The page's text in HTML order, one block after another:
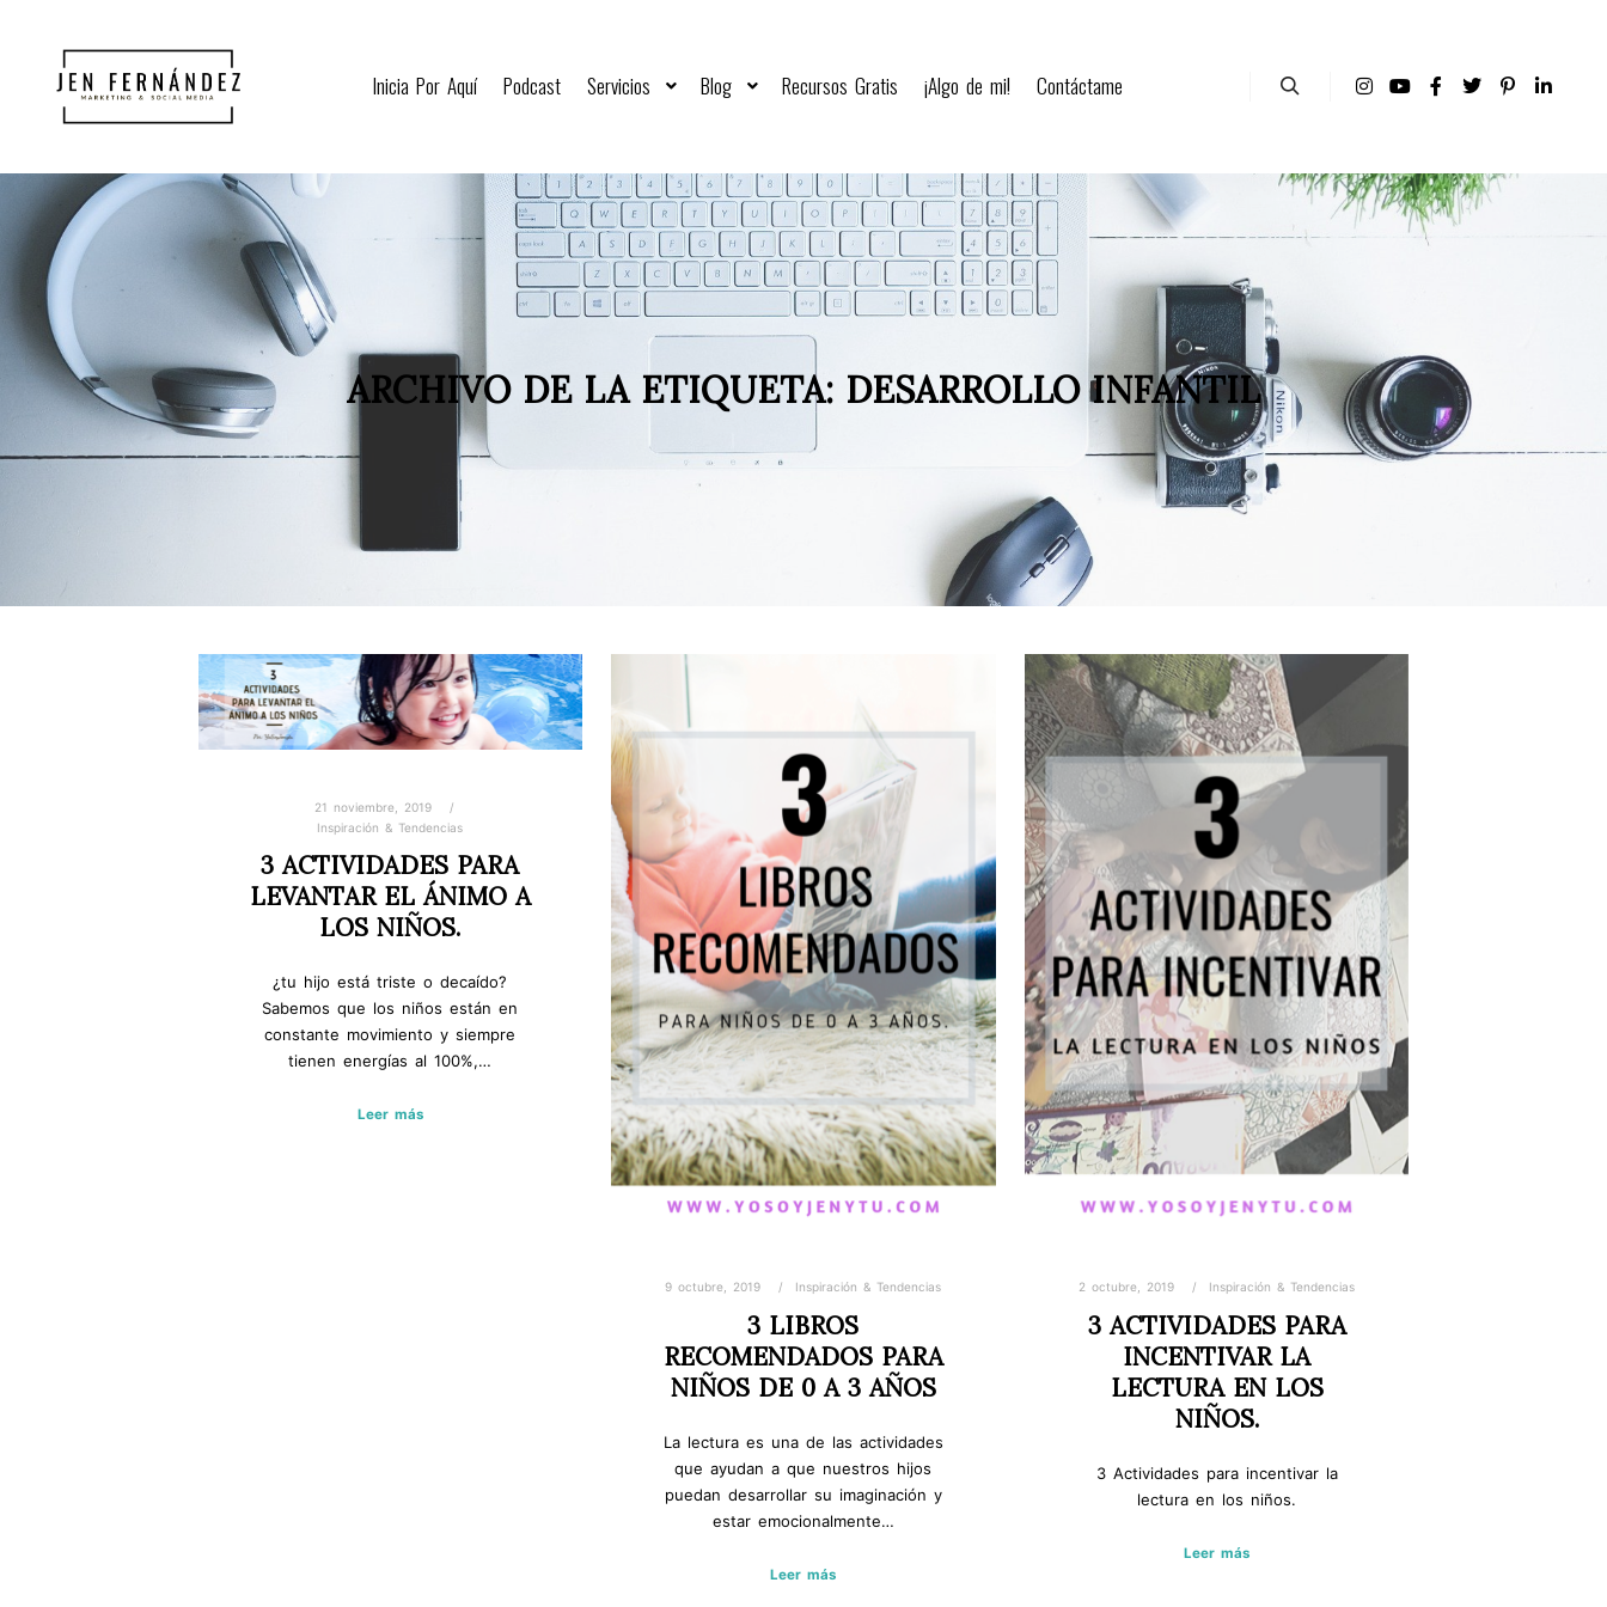
Inicia Por Aquí Podcast Servicios Blog Recursos Gratis ¡Algo de mi! Contáctame
ARCHIVO DE LA ETIQUETA: DESARROLLO INFANTIL
21 noviembre, 2019
Inspiración & Tendencias
3 ACTIVIDADES PARA
LEVANTAR EL ÁNIMO A
LOS NIÑOS.
¿tu hijo está triste o decaído?
Sabemos que los niños están en
constante movimiento y siempre
tienen energías al 100%,…
Leer más
9 octubre, 2019 Inspiración & Tendencias
3 LIBROS
RECOMENDADOS PARA
NIÑOS DE 0 A 3 AÑOS
La lectura es una de las actividades
que ayudan a que nuestros hijos
puedan desarrollar su imaginación y
estar emocionalmente…
Leer más
2 octubre, 2019 Inspiración & Tendencias
3 ACTIVIDADES PARA
INCENTIVAR LA
LECTURA EN LOS
NIÑOS.
3 Actividades para incentivar la
lectura en los niños.
Leer más